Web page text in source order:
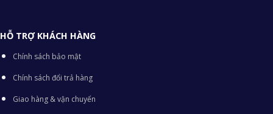
HỖ TRỢ KHÁCH HÀNG
Chính sách bảo mật
Chính sách đổi trả hàng
Giao hàng & vận chuyển